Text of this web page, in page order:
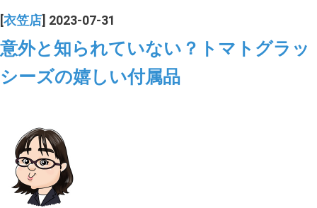
お客さまの声
ギャラリー
ブログ
採用
衣笠店 ] 2023-07-31
意外と知られていない？トマトグラッ
シーズの嬉しい付属品